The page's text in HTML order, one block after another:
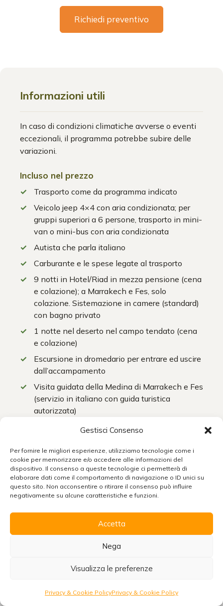
Gestisci Consenso
Per fornire le migliori esperienze, utilizziamo tecnologie come i
cookie per memorizzare e/o accedere alle informazioni del
dispositivo. Il consenso a queste tecnologie ci permetterà di
elaborare dati come il comportamento di navigazione o ID unici su
questo sito. Non acconsentire o ritirare il consenso può influire
negativamente su alcune caratteristiche e funzioni.
Accetta
Nega
Visualizza le preferenze
Privacy & Cookie PolicyPrivacy & Cookie Policy
Richiedi preventivo
Informazioni utili
In caso di condizioni climatiche avverse o eventi
eccezionali, il programma potrebbe subire delle
variazioni.
Incluso nel prezzo
Trasporto come da programma indicato
Veicolo jeep 4×4 con aria condizionata; per
gruppi superiori a 6 persone, trasporto in mini-
van o mini-bus con aria condizionata
Autista che parla italiano
Carburante e le spese legate al trasporto
9 notti in Hotel/Riad in mezza pensione (cena
e colazione); a Marrakech e Fes, solo
colazione. Sistemazione in camere (standard)
con bagno privato
1 notte nel deserto nel campo tendato (cena
e colazione)
Escursione in dromedario per entrare ed uscire
dall’accampamento
Visita guidata della Medina di Marrakech e Fes
(servizio in italiano con guida turistica
autorizzata)
Servizio esclusivo (non accompagnati da altri
Non incluso nel prezzo
Voli da e per l’Italia
Pranzi
Cene a Marrakech e Fes
Biglietti di ingresso monumentali
Tutto quando non indicato alla voce “il prezzo
Richiedi preventivo
Organizzare un viaggio in Marocco
viaggiare senza pensieri!
Scarica